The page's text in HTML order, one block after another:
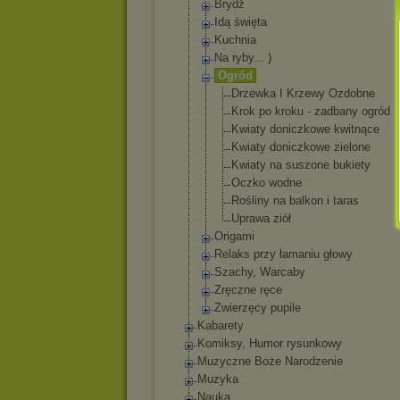
Brydż
Idą święta
Kuchnia
Na ryby... )
Ogród
Drzewka I Krzewy Ozdobne
Krok po kroku - zadbany ogród
Kwiaty doniczkowe kwitnące
Kwiaty doniczkowe zielone
Kwiaty na suszone bukiety
Oczko wodne
Rośliny na balkon i taras
Uprawa ziół
Origami
Relaks przy łamaniu głowy
Szachy, Warcaby
Zręczne ręce
Zwierzęcy pupile
Kabarety
Komiksy, Humor rysunkowy
Muzyczne Boże Narodzenie
Muzyka
Nauka